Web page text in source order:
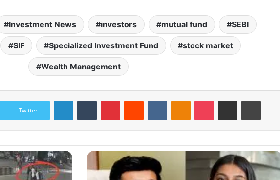
Investment News investors mutual fund SEBI
SIF Specialized Investment Fund stock market
Wealth Management
Twitter